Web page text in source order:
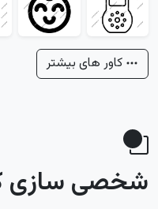
کاور های بیشتر
شخصی سازی